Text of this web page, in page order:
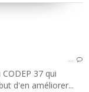
…
37 qui
d'en améliorer...